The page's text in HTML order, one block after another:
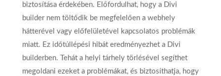
biztosítása érdekében. Előfordulhat, hogy a Divi
builder nem töltődik be megfelelően a webhely
hátterével vagy előfelületével kapcsolatos problémák
miatt. Ez időtúllépési hibát eredményezhet a Divi
builderben. Tehát a helyi tárhely törlésével segíthet
megoldani ezeket a problémákat, és biztosíthatja, hogy